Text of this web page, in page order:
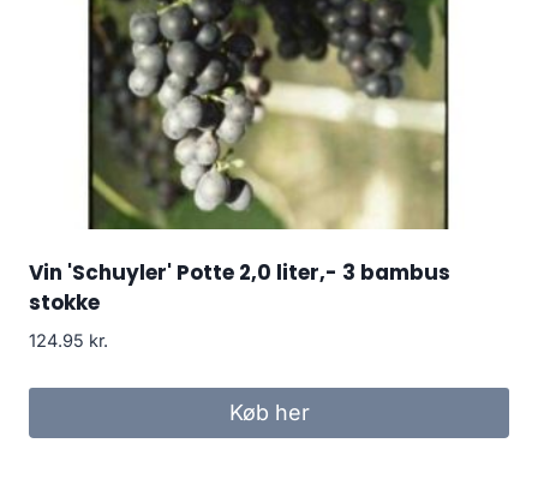
Vin 'Schuyler' Potte 2,0 liter,- 3 bambus
stokke
124.95 kr.
Køb her